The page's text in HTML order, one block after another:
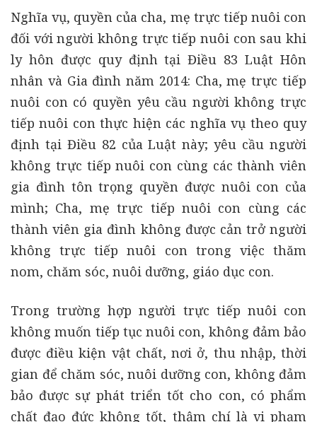
Nghĩa vụ, quyền của cha, mẹ trực tiếp nuôi con
đối với người không trực tiếp nuôi con sau khi
ly hôn được quy định tại Điều 83 Luật Hôn
nhân và Gia đình năm 2014: Cha, mẹ trực tiếp
nuôi con có quyền yêu cầu người không trực
tiếp nuôi con thực hiện các nghĩa vụ theo quy
định tại Điều 82 của Luật này; yêu cầu người
không trực tiếp nuôi con cùng các thành viên
gia đình tôn trọng quyền được nuôi con của
mình; Cha, mẹ trực tiếp nuôi con cùng các
thành viên gia đình không được cản trở người
không trực tiếp nuôi con trong việc thăm
nom, chăm sóc, nuôi dưỡng, giáo dục con.
Trong trường hợp người trực tiếp nuôi con
không muốn tiếp tục nuôi con, không đảm bảo
được điều kiện vật chất, nơi ở, thu nhập, thời
gian để chăm sóc, nuôi dưỡng con, không đảm
bảo được sự phát triển tốt cho con, có phẩm
chất đạo đức không tốt, thậm chí là vi phạm